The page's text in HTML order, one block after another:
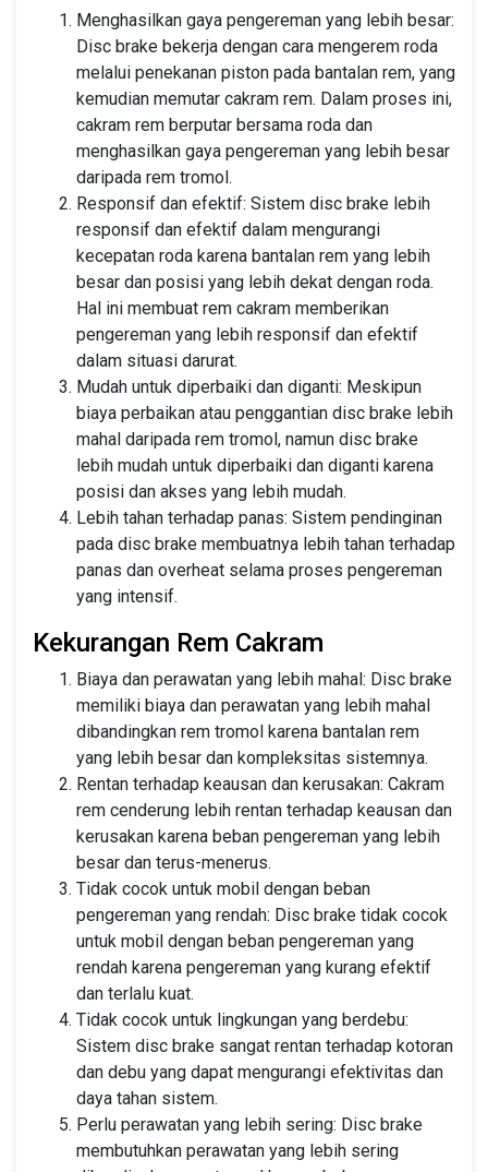
Menghasilkan gaya pengereman yang lebih besar:
Disc brake bekerja dengan cara mengerem roda
melalui penekanan piston pada bantalan rem, yang
kemudian memutar cakram rem. Dalam proses ini,
cakram rem berputar bersama roda dan
menghasilkan gaya pengereman yang lebih besar
daripada rem tromol.
Responsif dan efektif: Sistem disc brake lebih
responsif dan efektif dalam mengurangi
kecepatan roda karena bantalan rem yang lebih
besar dan posisi yang lebih dekat dengan roda.
Hal ini membuat rem cakram memberikan
pengereman yang lebih responsif dan efektif
dalam situasi darurat.
Mudah untuk diperbaiki dan diganti: Meskipun
biaya perbaikan atau penggantian disc brake lebih
mahal daripada rem tromol, namun disc brake
lebih mudah untuk diperbaiki dan diganti karena
posisi dan akses yang lebih mudah.
Lebih tahan terhadap panas: Sistem pendinginan
pada disc brake membuatnya lebih tahan terhadap
panas dan overheat selama proses pengereman
yang intensif.
Kekurangan Rem Cakram
Biaya dan perawatan yang lebih mahal: Disc brake
memiliki biaya dan perawatan yang lebih mahal
dibandingkan rem tromol karena bantalan rem
yang lebih besar dan kompleksitas sistemnya.
Rentan terhadap keausan dan kerusakan: Cakram
rem cenderung lebih rentan terhadap keausan dan
kerusakan karena beban pengereman yang lebih
besar dan terus-menerus.
Tidak cocok untuk mobil dengan beban
pengereman yang rendah: Disc brake tidak cocok
untuk mobil dengan beban pengereman yang
rendah karena pengereman yang kurang efektif
dan terlalu kuat.
Tidak cocok untuk lingkungan yang berdebu:
Sistem disc brake sangat rentan terhadap kotoran
dan debu yang dapat mengurangi efektivitas dan
daya tahan sistem.
Perlu perawatan yang lebih sering: Disc brake
membutuhkan perawatan yang lebih sering